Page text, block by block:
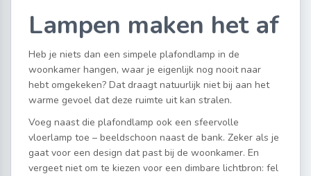
Lampen maken het af
Heb je niets dan een simpele plafondlamp in de
woonkamer hangen, waar je eigenlijk nog nooit naar
hebt omgekeken? Dat draagt natuurlijk niet bij aan het
warme gevoel dat deze ruimte uit kan stralen.
Voeg naast die plafondlamp ook een sfeervolle
vloerlamp toe – beeldschoon naast de bank. Zeker als je
gaat voor een design dat past bij de woonkamer. En
vergeet niet om te kiezen voor een dimbare lichtbron: fel